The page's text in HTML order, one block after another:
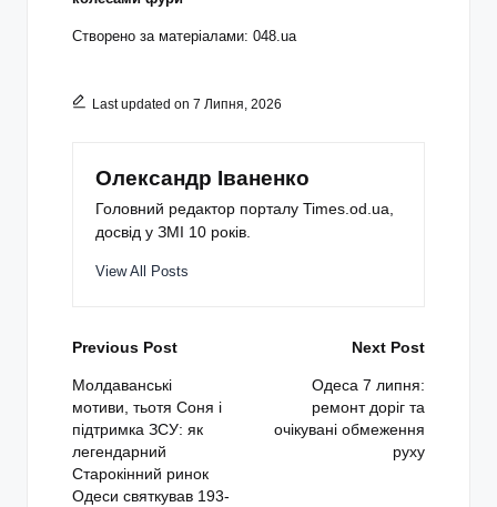
Створено за матеріалами: 048.ua
Last updated on 7 Липня, 2026
Олександр Іваненко
Головний редактор порталу Times.od.ua,
досвід у ЗМІ 10 років.
View All Posts
Post
navigation
Previous Post
Молдаванські
мотиви, тьотя Соня і
підтримка ЗСУ: як
легендарний
Старокінний ринок
Одеси святкував 193-
Next Post
Одеса 7 липня:
ремонт доріг та
очікувані обмеження
руху